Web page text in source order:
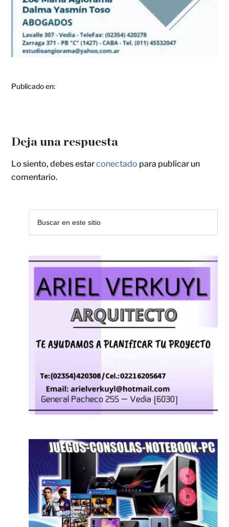
Publicado en:
Deja una respuesta
Lo siento, debes estarconectado para publicar un
comentario.